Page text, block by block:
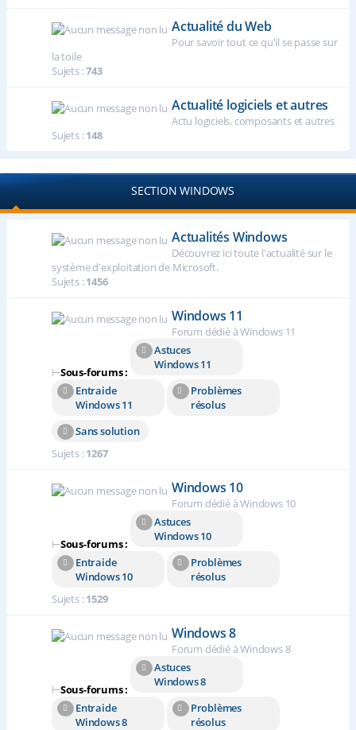
Actualité du Web
Pour savoir tout ce qu'il se passe sur
la toile
Sujets :743
Actualité logiciels et autres
Actu logiciels, composants et autres
Sujets :148
SECTION WINDOWS
Actualités Windows
Découvrez ici toute l'actualité sur le
système d'exploitation de Microsoft.
Sujets :1456
Windows 11
Forum dédié à Windows 11
⊢Sous-forums :
Astuces
Windows 11
Entraide
Windows 11
Problèmes
résolus
Sans solution
Sujets :1267
Windows 10
Forum dédié à Windows 10
⊢Sous-forums :
Astuces
Windows 10
Entraide
Windows 10
Problèmes
résolus
Sujets :1529
Windows 8
Forum dédié à Windows 8
⊢Sous-forums :
Astuces
Windows 8
Entraide
Windows 8
Problèmes
résolus